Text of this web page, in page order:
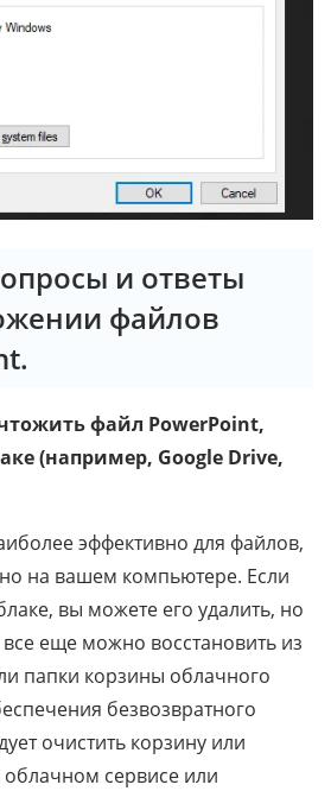
и ответы
файлов
файл PowerPoint,
(например, Google Drive,
эффективно для файлов,
на вашем компьютере. Если
вы можете его удалить, но
еще можно восстановить из
папки корзины облачного
безвозвратного
очистить корзину или
облачном сервисе или